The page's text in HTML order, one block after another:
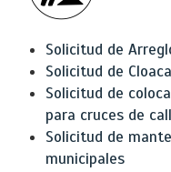
Solicitud de
Solicitud de
Solicitud de
para cruces de
Solicitud de
municipales